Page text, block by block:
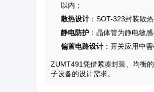
以内；
散热设计 ：SOT-323封装散
静电防护 ：晶体管为静电敏
偏置电路设计 ：开关应用中
ZUMT491凭借紧凑封装、均衡
子设备的设计需求。